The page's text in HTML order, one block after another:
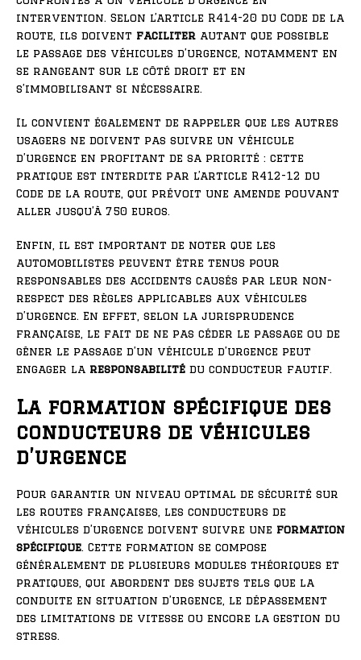
intervention. Selon l’article R414-20 du Code de la
route, ils doivent faciliter autant que possible
le passage des véhicules d’urgence, notamment en
se rangeant sur le côté droit et en
s’immobilisant si nécessaire.
Il convient également de rappeler que les autres
usagers ne doivent pas suivre un véhicule
d’urgence en profitant de sa priorité : cette
pratique est interdite par l’article R412-12 du
Code de la route, qui prévoit une amende pouvant
aller jusqu’à 750 euros.
Enfin, il est important de noter que les
automobilistes peuvent être tenus pour
responsables des accidents causés par leur non-
respect des règles applicables aux véhicules
d’urgence. En effet, selon la jurisprudence
française, le fait de ne pas céder le passage ou de
gêner le passage d’un véhicule d’urgence peut
engager la responsabilité du conducteur fautif.
La formation spécifique des
conducteurs de véhicules
d’urgence
Pour garantir un niveau optimal de sécurité sur
les routes françaises, les conducteurs de
véhicules d’urgence doivent suivre une formation
spécifique. Cette formation se compose
généralement de plusieurs modules théoriques et
pratiques, qui abordent des sujets tels que la
conduite en situation d’urgence, le dépassement
des limitations de vitesse ou encore la gestion du
stress.